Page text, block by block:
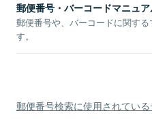
郵便番号・バーコードマニュ
郵便番号や、バーコードに関す
す。
郵便番号検索に使用されてい